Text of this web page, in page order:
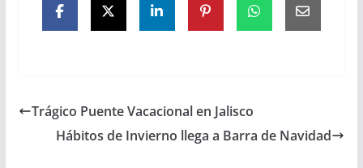
Trágico Puente Vacacional en Jalisco
Hábitos de Invierno llega a Barra de Navidad